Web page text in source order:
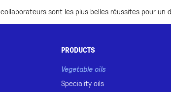
sont les plus belles réussites pour un
PRODUCTS
Vegetable oils
Speciality oils